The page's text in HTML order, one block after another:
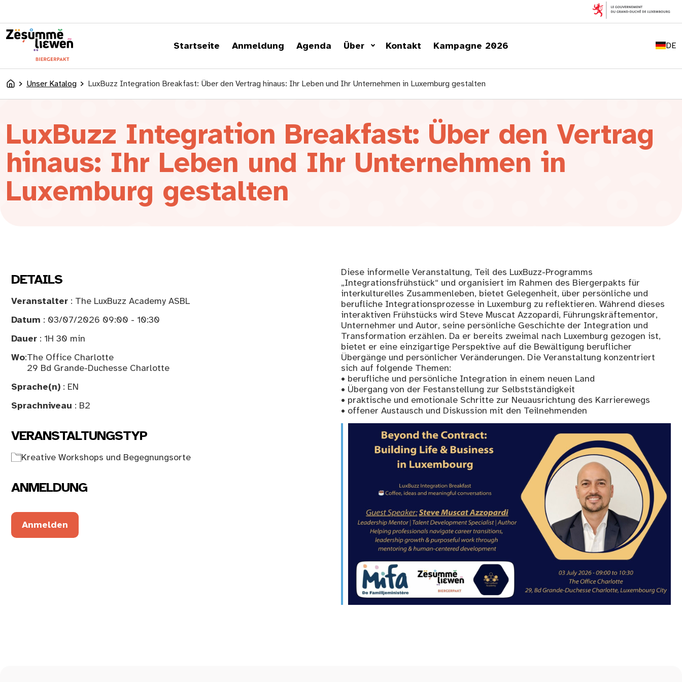
Startseite Anmeldung Agenda Über Kontakt Kampagne 2026 DE
FR
LU
AccueilUnser Katalog LuxBuzz Integration Breakfast: Über den Vertrag hinaus: Ihr Leben und Ihr Unternehmen in Luxemburg gestalten
LuxBuzz Integration Breakfast: Über den Vertrag
hinaus: Ihr Leben und Ihr Unternehmen in
Luxemburg gestalten
DETAILS
Veranstalter : The LuxBuzz Academy ASBL
Datum : 03/07/2026 09:00 - 10:30
Dauer : 1H 30 min
Wo:The Office Charlotte
29 Bd Grande-Duchesse Charlotte
Sprache(n) : EN
Sprachniveau : B2
VERANSTALTUNGSTYP
Kreative Workshops und Begegnungsorte
ANMELDUNG
Anmelden
Diese informelle Veranstaltung, Teil des LuxBuzz-Programms
„Integrationsfrühstück“ und organisiert im Rahmen des Biergerpakts für
interkulturelles Zusammenleben, bietet Gelegenheit, über persönliche und
berufliche Integrationsprozesse in Luxemburg zu reflektieren. Während dieses
interaktiven Frühstücks wird Steve Muscat Azzopardi, Führungskräftementor,
Unternehmer und Autor, seine persönliche Geschichte der Integration und
Transformation erzählen. Da er bereits zweimal nach Luxemburg gezogen ist,
bietet er eine einzigartige Perspektive auf die Bewältigung beruflicher
Übergänge und persönlicher Veränderungen. Die Veranstaltung konzentriert
sich auf folgende Themen:
• berufliche und persönliche Integration in einem neuen Land
• Übergang von der Festanstellung zur Selbstständigkeit
• praktische und emotionale Schritte zur Neuausrichtung des Karrierewegs
• offener Austausch und Diskussion mit den Teilnehmenden